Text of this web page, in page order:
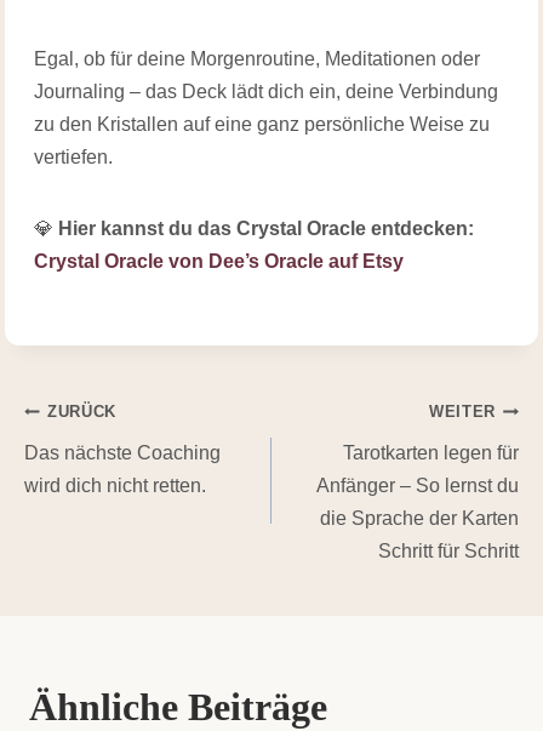
Egal, ob für deine Morgenroutine, Meditationen oder
Journaling – das Deck lädt dich ein, deine Verbindung
zu den Kristallen auf eine ganz persönliche Weise zu
vertiefen.
💎 Hier kannst du das Crystal Oracle entdecken:
Crystal Oracle von Dee’s Oracle auf Etsy
Beitragsnavigation
ZURÜCK
Das nächste Coaching
wird dich nicht retten.
WEITER
Tarotkarten legen für
Anfänger – So lernst du
die Sprache der Karten
Schritt für Schritt
Ähnliche Beiträge